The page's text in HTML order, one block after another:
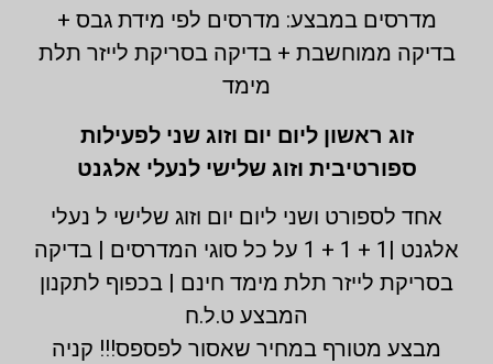
מדרסים במבצע: מדרסים לפי מידת גבס +
בדיקה ממוחשבת + בדיקה בסריקת לייזר תלת
מימד
זוג ראשון ליום יום וזוג שני לפעילות
ספורטיבית וזוג שלישי לנעלי אלגנט
אחד לספורט ושני ליום יום וזוג שלישי ל נעלי
אלגנט |1 + 1 + 1 על כל סוגי המדרסים | בדיקה
בסריקת לייזר תלת מימד חינם | בכפוף לתקנון
המבצע ט.ל.ח
מבצע מטורף במחיר שאסור לפספס!!! קניה